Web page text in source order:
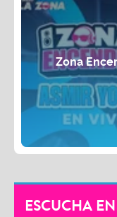
Zona
ESCUCHA